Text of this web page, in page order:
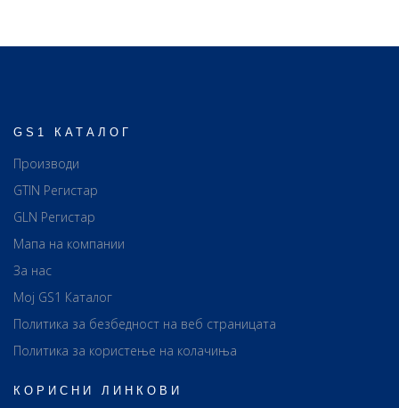
GS1 КАТАЛОГ
Производи
GTIN Регистар
GLN Регистар
Мапа на компании
За нас
Мој GS1 Каталог
Политика за безбедност на веб страницата
Политика за користење на колачиња
КОРИСНИ ЛИНКОВИ